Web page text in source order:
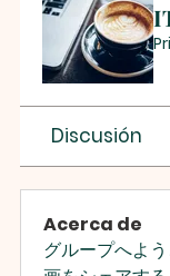
Discusión
Acerca de
グループへよ